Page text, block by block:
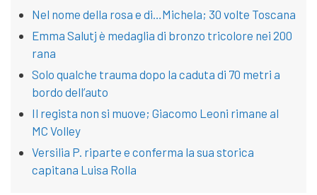
Nel nome della rosa e di…Michela; 30 volte Toscana
Emma Salutj è medaglia di bronzo tricolore nei 200
rana
Solo qualche trauma dopo la caduta di 70 metri a
bordo dell’auto
Il regista non si muove; Giacomo Leoni rimane al
MC Volley
Versilia P. riparte e conferma la sua storica
capitana Luisa Rolla